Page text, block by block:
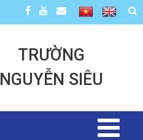
TRƯỜNG
NGUYỄN SIÊU